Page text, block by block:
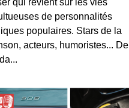
qui revient sur les vies
de personnalités
populaires. Stars de la
acteurs, humoristes... De